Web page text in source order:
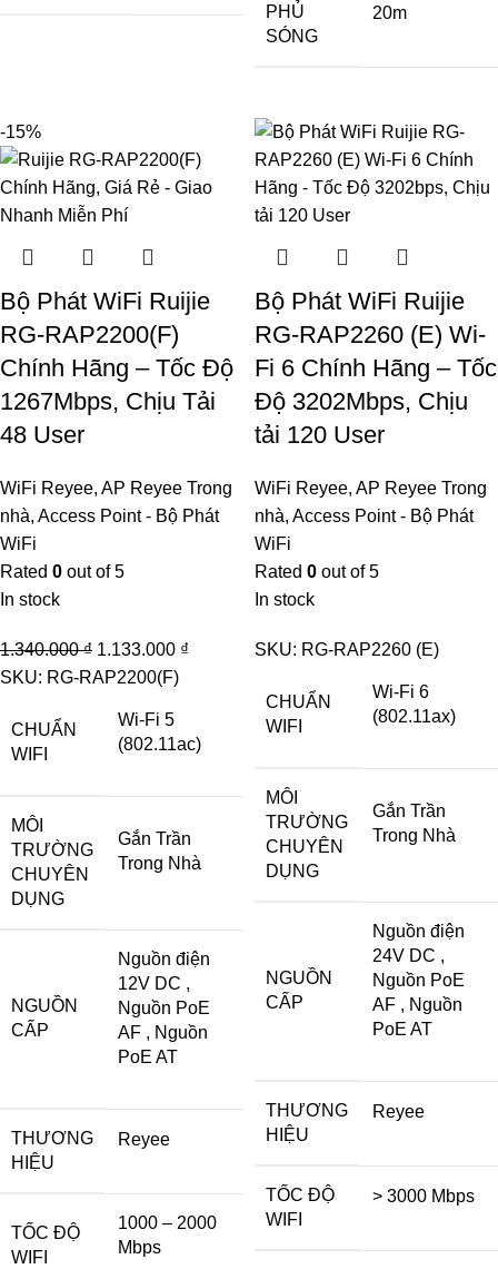
PHỦ
SÓNG
20m
-15%
Bộ Phát WiFi Ruijie
RG-RAP2200(F)
Chính Hãng – Tốc Độ
1267Mbps, Chịu Tải
48 User
WiFi Reyee, AP Reyee Trong
nhà, Access Point - Bộ Phát
WiFi
Rated 0 out of 5
In stock
1.340.000₫ Original
price
1.340.000 ₫.
1.133.000 ₫
1.133.000 ₫.
SKU: RG-RAP2200(F)
CHUẨN
WIFI
Wi-Fi 5
(802.11ac)
MÔI
TRƯỜNG
CHUYÊN
DỤNG
Gắn Trần
Trong Nhà
NGUỒN
CẤP
Nguồn điện
12V DC ,
Nguồn PoE
AF , Nguồn
PoE AT
THƯƠNG
HIỆU
Reyee
TỐC ĐỘ
WIFI
1000 – 2000
Mbps
Bộ Phát WiFi Ruijie
RG-RAP2260 (E) Wi-
Fi 6 Chính Hãng – Tốc
Độ 3202Mbps, Chịu
tải 120 User
WiFi Reyee, AP Reyee Trong
nhà, Access Point - Bộ Phát
WiFi
Rated 0 out of 5
In stock
SKU: RG-RAP2260 (E)
CHUẨN
WIFI
Wi-Fi 6
(802.11ax)
MÔI
TRƯỜNG
CHUYÊN
DỤNG
Gắn Trần
Trong Nhà
NGUỒN
CẤP
Nguồn điện
24V DC ,
Nguồn PoE
AF , Nguồn
PoE AT
THƯƠNG
HIỆU
Reyee
TỐC ĐỘ
WIFI
> 3000 Mbps